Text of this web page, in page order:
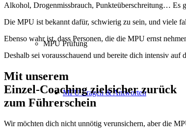
MPU Prüfung
MPU Fragen & Antworten
Alkohol, Drogenmissbrauch, Punkteüberschreitung… Es
Die MPU ist bekannt dafür, schwierig zu sein, und viele
Ebenso wahr ist, dass Personen, die die MPU ernst
Deshalb sei vorausschauend und bereite dich intensiv auf
Mit unserem
Einzel-Coaching zielsicher zurück
zum Führerschein
Wir möchten dich nicht unnötig verunsichern, aber die